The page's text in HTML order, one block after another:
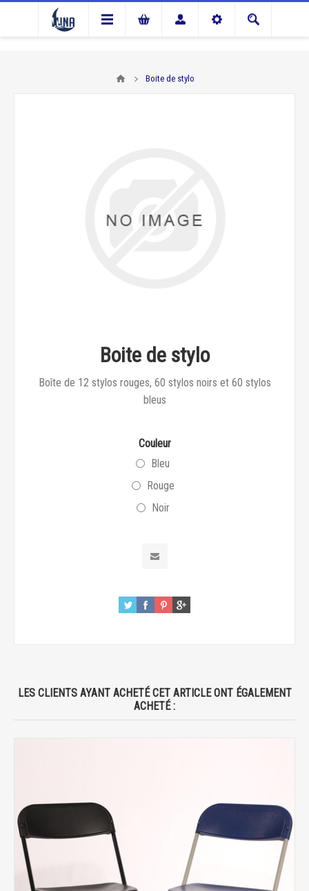
Boite de stylo
Boite de stylo
Boîte de 12 stylos rouges, 60 stylos noirs et 60 stylos
bleus
Couleur
Bleu
Rouge
Noir
LES CLIENTS AYANT ACHETÉ CET ARTICLE ONT ÉGALEMENT
ACHETÉ :